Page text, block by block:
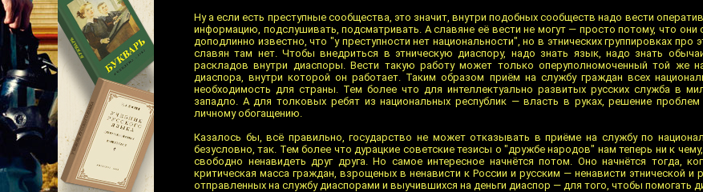
Ну а если есть преступные сообщества, это значит, внутри подобных сообществ надо вести
информацию, подслушивать, подсматривать. А славяне её вести не могут — просто потому, что они
доподлинно известно, что "у преступности нет национальности", но в этнических группировках про
славян там нет. Чтобы внедриться в этническую диаспору, надо знать язык, надо знать
раскладов внутри диаспоры. Вести такую работу может только оперуполномоченный той же
диаспора, внутри которой он работает. Таким образом приём на службу граждан всех
необходимость для страны. Тем более что для интеллектуально развитых русских служба в
западло. А для толковых ребят из национальных республик — власть в руках, решение
личному обогащению.
Казалось бы, всё правильно, государство не может отказывать в приёме на службу по
безусловно, так. Тем более что дурацкие советские тезисы о "дружбе народов" нам теперь ни к
свободно ненавидеть друг друга. Но самое интересное начнётся потом. Оно начнётся тогда,
критическая масса граждан, взрощеных в ненависти к России и русским — ненависти этнической и
отправленных на службу диаспорами и выучившихся на деньги диаспор — для того, чтобы помогать